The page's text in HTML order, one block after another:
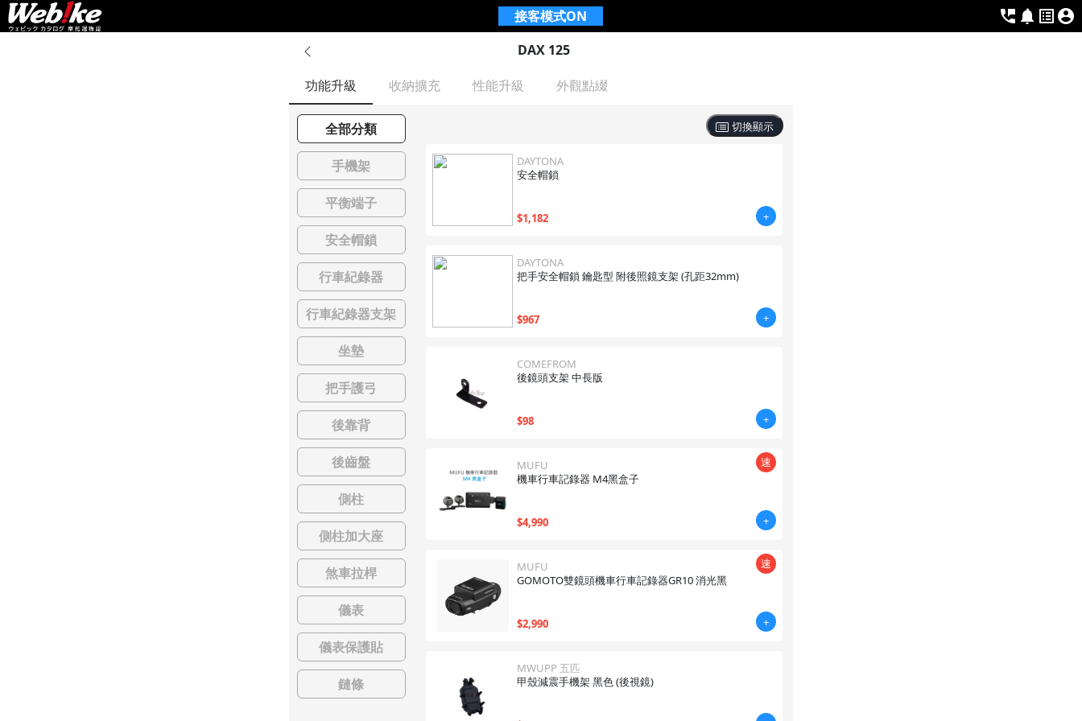
接客模式ON
DAX 125
功能升級
收納擴充 性能升級 外觀點綴
全部分類
手機架
平衡端子
安全帽鎖
行車紀錄器
行車紀錄器支架
坐墊
把手護弓
後靠背
後齒盤
側柱
側柱加大座
煞車拉桿
儀表
儀表保護貼
鏈條
切換顯示
DAYTONA
安全帽鎖
$1,182 +
DAYTONA
把手安全帽鎖 鑰匙型 附後照鏡支架 (孔距32mm)
$967 +
COMEFROM
後鏡頭支架 中長版
$98 +
速
MUFU
機車行車記錄器 M4黑盒子
$4,990 +
速
MUFU
GOMOTO雙鏡頭機車行車記錄器GR10 消光黑
$2,990 +
MWUPP 五匹
甲殼減震手機架 黑色 (後視鏡)